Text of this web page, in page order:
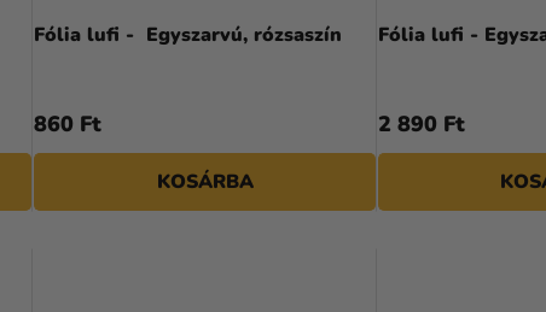
Fólia lufi - Egyszarvú, rózsaszín
860 Ft
KOSÁRBA
Fólia lufi -
2 890 Ft